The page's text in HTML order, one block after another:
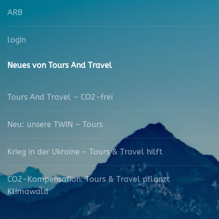
ARB
login
Neues von Tours And Travel
Tours And Travel – CO2-frei
Neu: unsere TWIN – Tours
Krieg in der Ukraine – Tours & Travel hilft
CO2-Kompensation: Tours & Travel pflanzt
Klimawald